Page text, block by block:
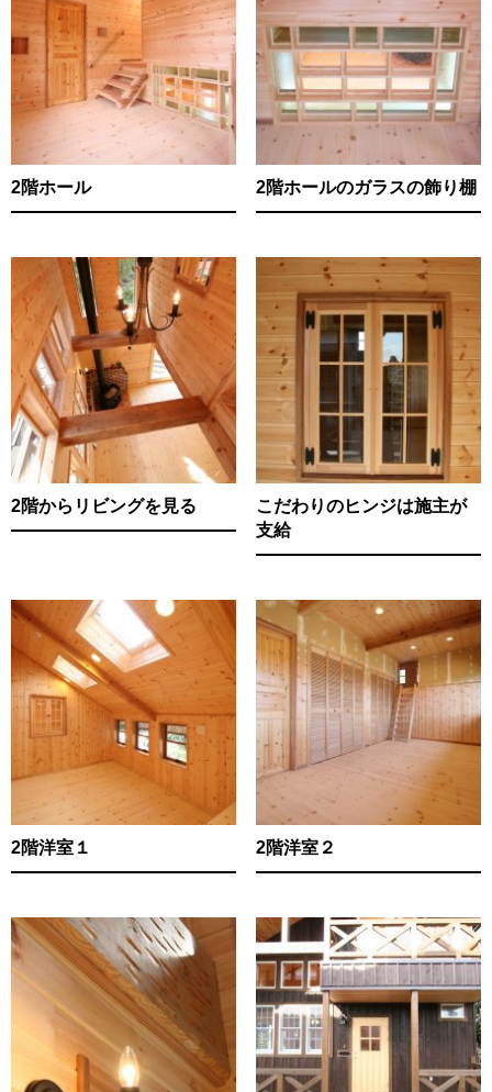
2階ホール 2階ホールのガラスの飾り棚
2階からリビングを見る
こだわりのヒンジは施主が
支給
2階洋室１ 2階洋室２